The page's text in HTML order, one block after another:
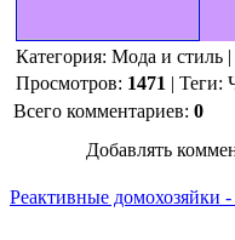
Категория: Мода и стиль |
Просмотров: 1471 | Теги:
Всего комментариев: 0
Добавлять
Реактивные домохозяйки